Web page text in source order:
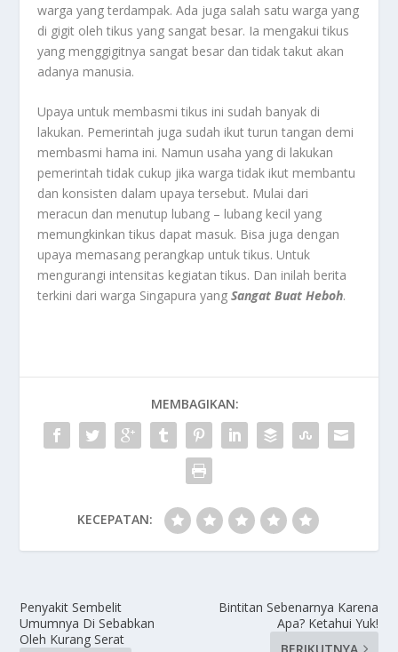
warga yang terdampak. Ada juga salah satu warga yang
di gigit oleh tikus yang sangat besar. Ia mengakui tikus
yang menggigitnya sangat besar dan tidak takut akan
adanya manusia.
Upaya untuk membasmi tikus ini sudah banyak di
lakukan. Pemerintah juga sudah ikut turun tangan demi
membasmi hama ini. Namun usaha yang di lakukan
pemerintah tidak cukup jika warga tidak ikut membantu
dan konsisten dalam upaya tersebut. Mulai dari
meracun dan menutup lubang – lubang kecil yang
memungkinkan tikus dapat masuk. Bisa juga dengan
upaya memasang perangkap untuk tikus. Untuk
mengurangi intensitas kegiatan tikus. Dan inilah berita
terkini dari warga Singapura yangSangat Buat Heboh.
MEMBAGIKAN:
KECEPATAN:
Penyakit Sembelit
Umumnya Di Sebabkan
Oleh Kurang Serat
Bintitan Sebenarnya Karena
Apa? Ketahui Yuk!